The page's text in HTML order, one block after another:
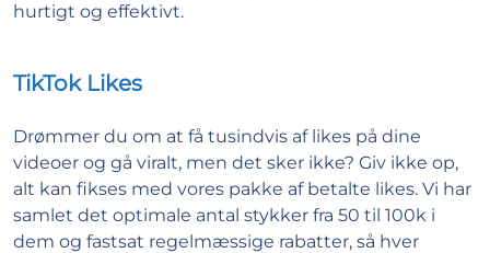
hurtigt og effektivt.
TikTok Likes
Drømmer du om at få tusindvis af likes på dine
videoer og gå viralt, men det sker ikke? Giv ikke op,
alt kan fikses med vores pakke af betalte likes. Vi har
samlet det optimale antal stykker fra 50 til 100k i
dem og fastsat regelmæssige rabatter, så hver